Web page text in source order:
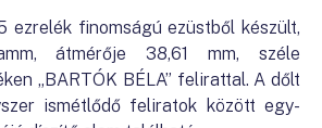
ezrelék finomságú ezüstből készült,
átmérője 38,61 mm, széle
„BARTÓK BÉLA” felirattal. A dőlt
ismétlődő feliratok között egy-